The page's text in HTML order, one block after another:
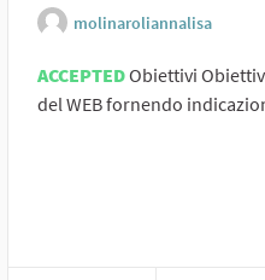
molinaroliannalisa
ACCEPTEDObiettivi
del WEB fornendo